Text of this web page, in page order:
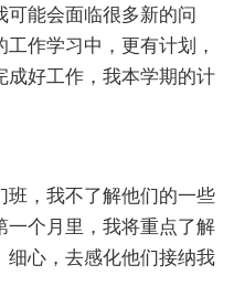
可能会面临很多新的问
作学习中，更有计划，
成好工作，我本学期的计
班，我不了解他们的一些
一个月里，我将重点了解
细心，去感化他们接纳我